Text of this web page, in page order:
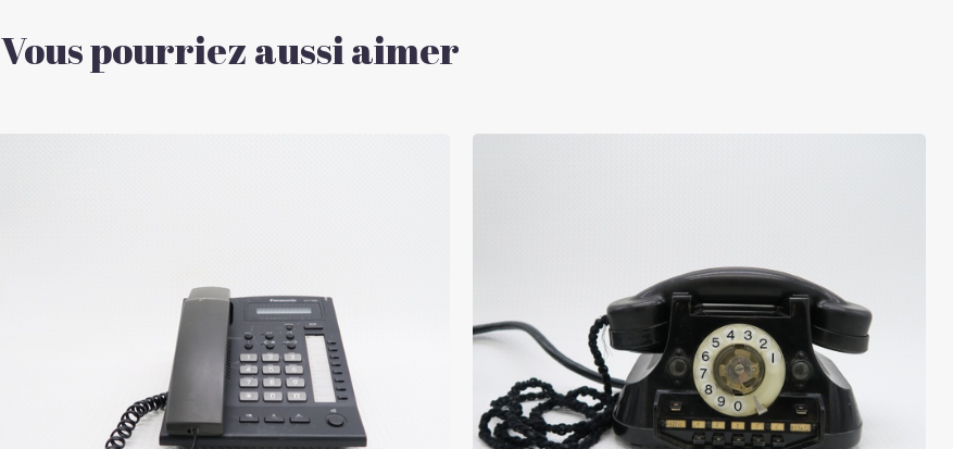
Vous pourriez aussi aimer